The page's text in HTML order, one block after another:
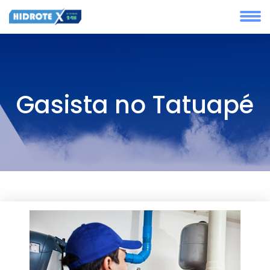
Gasista no Tatuapé